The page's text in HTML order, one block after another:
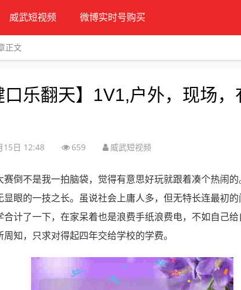
威武短视频 微博实时号购买
正文
乐翻天】1V1,户外，现场
15日 12:48 659 威武短视频
赛倒不是我一拍脑袋，觉得有意思好玩就跟着凑个热闹
眼的一技之长。虽说社会上庸人多，但无特长连最初的
计了一下，在家呆着也是浪费手纸浪费电，不如自己
知，只求对得起四年交给学校的学费。